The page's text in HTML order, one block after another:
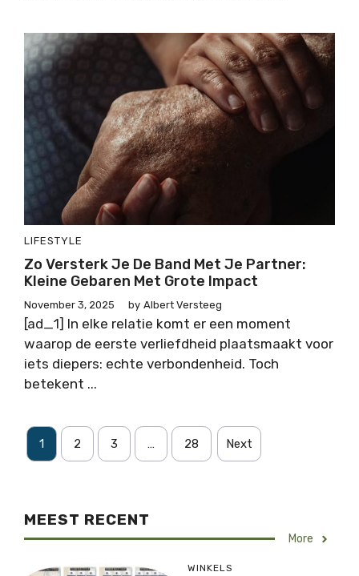
LIFESTYLE
Zo Versterk Je De Band Met Je Partner:
Kleine Gebaren Met Grote Impact
November 3, 2025 by Albert Versteeg
[ad_1] In elke relatie komt er een moment
waarop de eerste verliefdheid plaatsmaakt voor
iets diepers: echte verbondenheid. Toch
betekent ...
1 2 3 … 28 Next
MEEST RECENT
More
WINKELS